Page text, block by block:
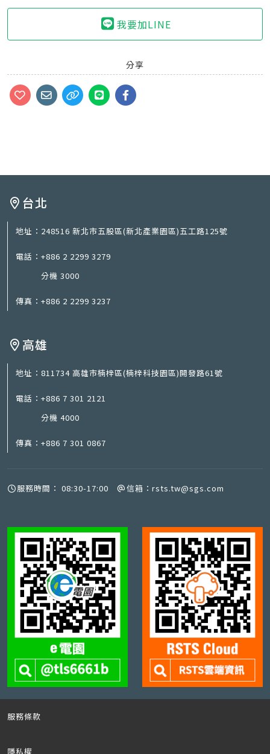
我要加LINE
分享
台北
地址： 248516 新北市五股區(新北產業園區)五工路125號
電話： +886 2 2299 3279
分機 3000
傳真： +886 2 2299 3237
高雄
地址： 811734 高雄市楠梓區(楠梓科技園區)開發路61號
電話： +886 7 301 2121
分機 4000
傳真： +886 7 301 0867
服務時間： 08:30-17:00 信箱： rsts.tw@sgs.com
服務條款
隱私權